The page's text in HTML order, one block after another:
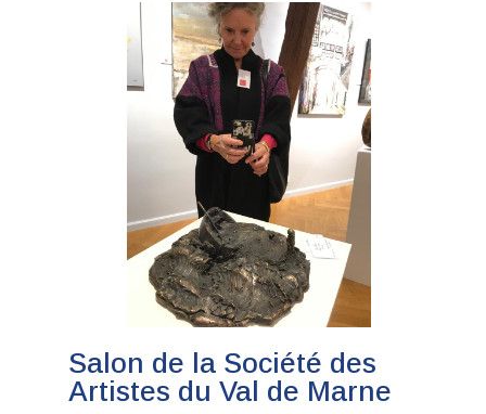
Salon de la Société des
Artistes du Val de Marne